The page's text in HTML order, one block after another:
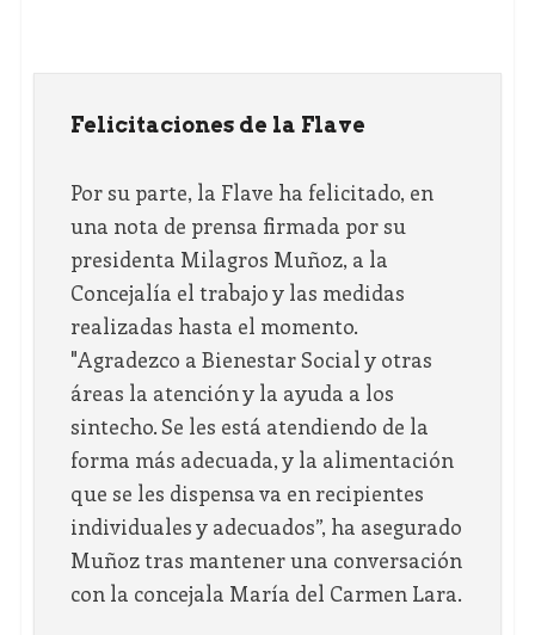
Felicitaciones de la Flave
Por su parte, la Flave ha felicitado, en
una nota de prensa firmada por su
presidenta Milagros Muñoz, a la
Concejalía el trabajo y las medidas
realizadas hasta el momento.
"Agradezco a Bienestar Social y otras
áreas la atención y la ayuda a los
sintecho. Se les está atendiendo de la
forma más adecuada, y la alimentación
que se les dispensa va en recipientes
individuales y adecuados”, ha asegurado
Muñoz tras mantener una conversación
con la concejala María del Carmen Lara.